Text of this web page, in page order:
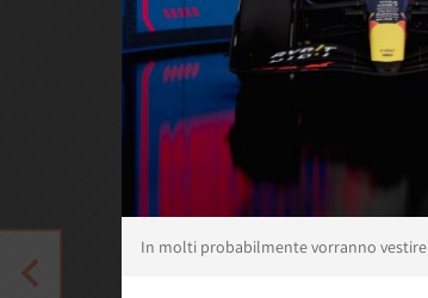
In molti probabilmente vorranno